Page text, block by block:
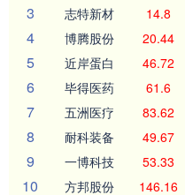
3 志特新材 14.8
4 博腾股份 20.44
5 近岸蛋白 46.72
6 毕得医药 61.6
7 五洲医疗 83.62
8 耐科装备 49.67
9 一博科技 53.33
10 方邦股份 146.16